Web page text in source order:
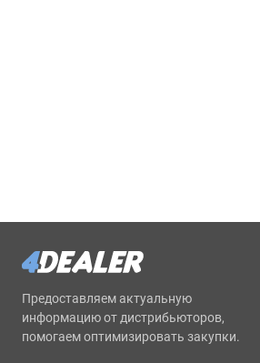
Предоставляем актуальную
информацию от дистрибьюторов,
помогаем оптимизировать закупки.